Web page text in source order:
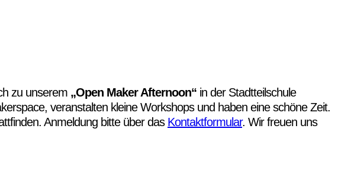
zu unserem „Open Maker Afternoon“ in der Stadtteilschule
veranstalten kleine Workshops und haben eine schöne Zeit.
Anmeldung bitte über das Kontaktformular. Wir freuen uns